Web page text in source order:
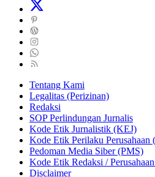
Tentang Kami
Legalitas (Perizinan)
Redaksi
SOP Perlindungan Jurnalis
Kode Etik Jurnalistik (KEJ)
Kode Etik Perilaku Perusahaan
Pedoman Media Siber (PMS)
Kode Etik Redaksi /
Disclaimer